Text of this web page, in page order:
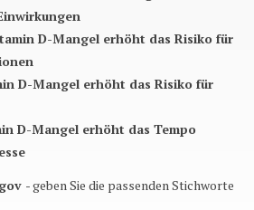
D-Mangel erhöht das Risiko für
D-Mangel erhöht das Risiko für
D-Mangel erhöht das Tempo
- geben Sie die passenden Stichworte